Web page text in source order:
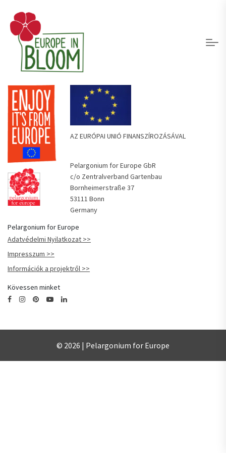
AZ EURÓPAI UNIÓ FINANSZÍROZÁSÁVAL
Pelargonium for Europe GbR
c/o Zentralverband Gartenbau
Bornheimerstraße 37
53111 Bonn
Germany
Pelargonium for Europe
Adatvédelmi Nyilatkozat
Impresszum
Információk a projektről
Kövessen minket
© 2026 | Pelargonium for Europe